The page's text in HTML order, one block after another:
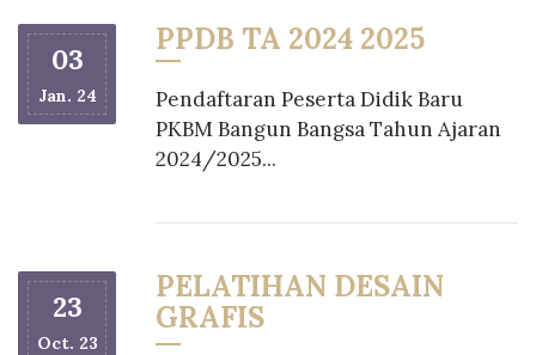
03
Jan. 24
PPDB TA 2024 2025
Pendaftaran Peserta Didik Baru
PKBM Bangun Bangsa Tahun Ajaran
2024/2025...
23
Oct. 23
PELATIHAN DESAIN
GRAFIS